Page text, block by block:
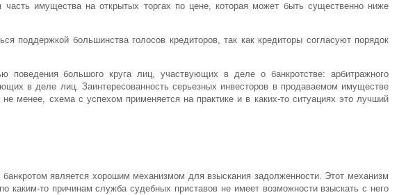
имущества на открытых торгах по цене, которая может быть существенно ниже
поддержкой большинства голосов кредиторов, так как кредиторы согласуют порядок
поведения большого круга лиц, участвующих в деле о банкротстве: арбитражного
в деле лиц. Заинтересованность серьезных инвесторов в продаваемом имуществе
менее, схема с успехом применяется на практике и в каких-то ситуациях это лучший
является хорошим механизмом для взыскания задолженности. Этот механизм
то причинам служба судебных приставов не имеет возможности взыскать с него